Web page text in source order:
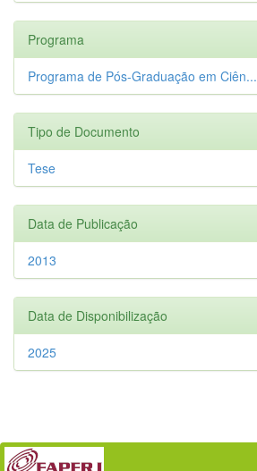
Programa
Programa de Pós-Graduação em Ciên...
Tipo de Documento
Tese
Data de Publicação
2013
Data de Disponibilização
2025